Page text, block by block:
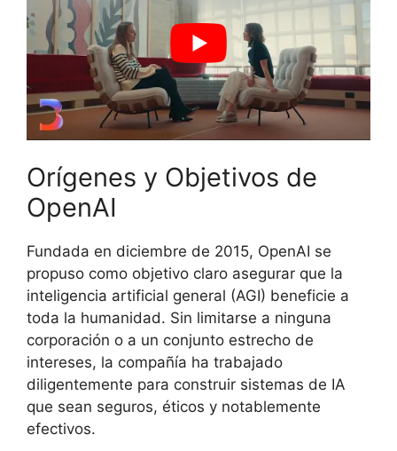
Orígenes y Objetivos de
OpenAI
Fundada en diciembre de 2015, OpenAI se
propuso como objetivo claro asegurar que la
inteligencia artificial general (AGI) beneficie a
toda la humanidad. Sin limitarse a ninguna
corporación o a un conjunto estrecho de
intereses, la compañía ha trabajado
diligentemente para construir sistemas de IA
que sean seguros, éticos y notablemente
efectivos.